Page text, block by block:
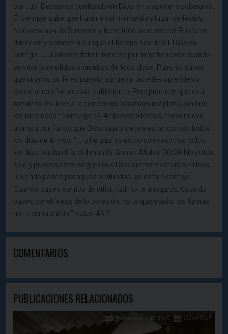
contigo” Descansa confiando en Dios, en su poder y soberanía,
Él siempre sabe qué hacer en el momento y lugar perfectos.
Nada escapa de Su mano y tiene todo bajo control. Busca su
dirección y persevera aunque el tiempo sea difícil, Dios va
contigo. “…ustedes deben tenerse por muy dichosos cuando
se vean sometidos a pruebas de toda clase. Pues ya saben
que cuando su fe es puesta a prueba, ustedes aprenden a
soportar con fortaleza el sufrimiento. Pero procuren que esa
fortaleza los lleve a la perfección, a la madurez plena, sin que
les falte nada.” Santiago 1:2-4 No desfallezcas, toma nuevo
ánimo y confía, porque Dios ha prometido estar contigo todos
los días de tu vida. “…y he aquí yo estoy con vosotros todos
los días, hasta el fin del mundo. Amén.” Mateo 20:28 No estás
solo y puedes estar seguro que Dios siempre estará a tu lado.
“Cuando pases por aguas profundas, yo estaré contigo.
Cuando pases por ríos de dificultad, no te ahogarás. Cuando
pases por el fuego de la opresión, no te quemarás; las llamas
no te consumirán.” Isaías 43:2
COMENTARIOS
PUBLICACIONES RELACIONADOS
12 Dec, 2017
3969
En Contacto